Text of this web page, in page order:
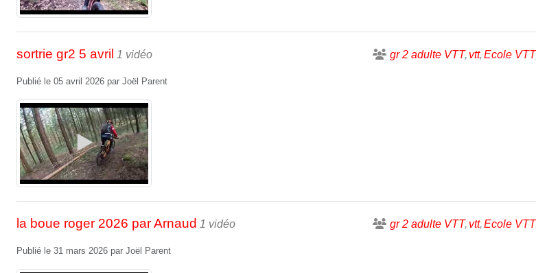
sortrie gr2 5 avril 1 vidéo gr 2 adulte VTT vtt Ecole VTT
Publié le 05 avril 2026 par Joël Parent
la boue roger 2026 par Arnaud 1 vidéo gr 2 adulte VTT vtt Ecole VTT
Publié le 31 mars 2026 par Joël Parent